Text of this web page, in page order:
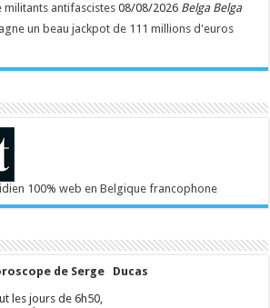
antifascistes 08/08/2026 Belga Belga
un beau jackpot de 111 millions d'euros
100% web en Belgique francophone
de Serge Ducas
les jours de 6h50,